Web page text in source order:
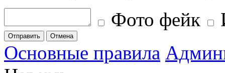
Фото фейк
Отправить Отмена
Основные правила